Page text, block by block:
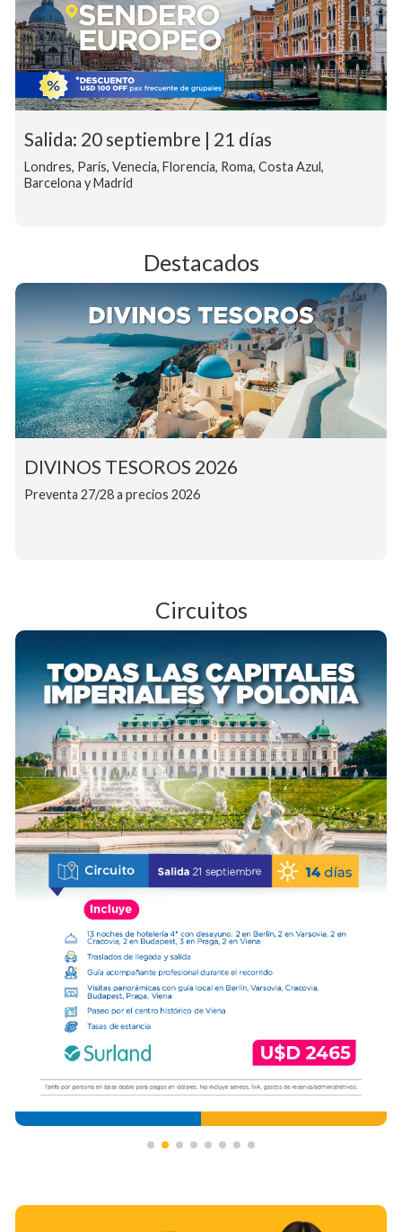
Salida: 20 septiembre | 21 días
Londres, París, Venecia, Florencia, Roma, Costa Azul,
Barcelona y Madrid
Destacados
DIVINOS TESOROS 2026
Preventa 27/28 a precios 2026
Circuitos